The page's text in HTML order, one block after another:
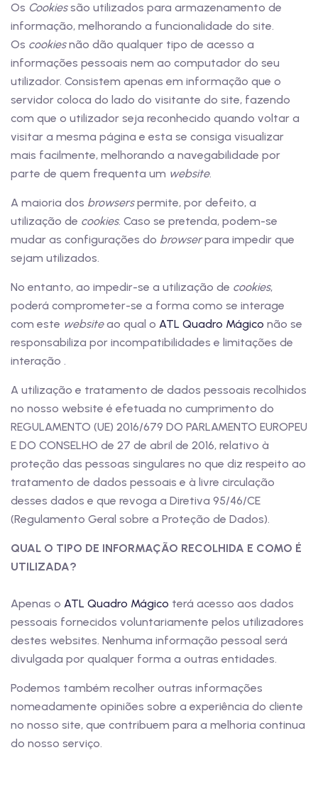
Os Cookiessão utilizados para armazenamento de
informação, melhorando a funcionalidade do site.
Os cookiesnão dão qualquer tipo de acesso a
informações pessoais nem ao computador do seu
utilizador. Consistem apenas em informação que o
servidor coloca do lado do visitante do site, fazendo
com que o utilizador seja reconhecido quando voltar a
visitar a mesma página e esta se consiga visualizar
mais facilmente, melhorando a navegabilidade por
parte de quem frequenta um website.
A maioria dos browserspermite, por defeito, a
utilização de cookies. Caso se pretenda, podem-se
mudar as configurações do browserpara impedir que
sejam utilizados.
No entanto, ao impedir-se a utilização de cookies,
poderá comprometer-se a forma como se interage
com este websiteao qual o ATL Quadro Mágico não se
responsabiliza por incompatibilidades e limitações de
interação .
A utilização e tratamento de dados pessoais recolhidos
no nosso website é efetuada no cumprimento do
REGULAMENTO (UE) 2016/679 DO PARLAMENTO EUROPEU
E DO CONSELHO de 27 de abril de 2016, relativo à
proteção das pessoas singulares no que diz respeito ao
tratamento de dados pessoais e à livre circulação
desses dados e que revoga a Diretiva 95/46/CE
(Regulamento Geral sobre a Proteção de Dados).
QUAL O TIPO DE INFORMAÇÃO RECOLHIDA E COMO É
UTILIZADA?
Apenas o ATL Quadro Mágico terá acesso aos dados
pessoais fornecidos voluntariamente pelos utilizadores
destes websites. Nenhuma informação pessoal será
divulgada por qualquer forma a outras entidades.
Podemos também recolher outras informações
nomeadamente opiniões sobre a experiência do cliente
no nosso site, que contribuem para a melhoria continua
do nosso serviço.